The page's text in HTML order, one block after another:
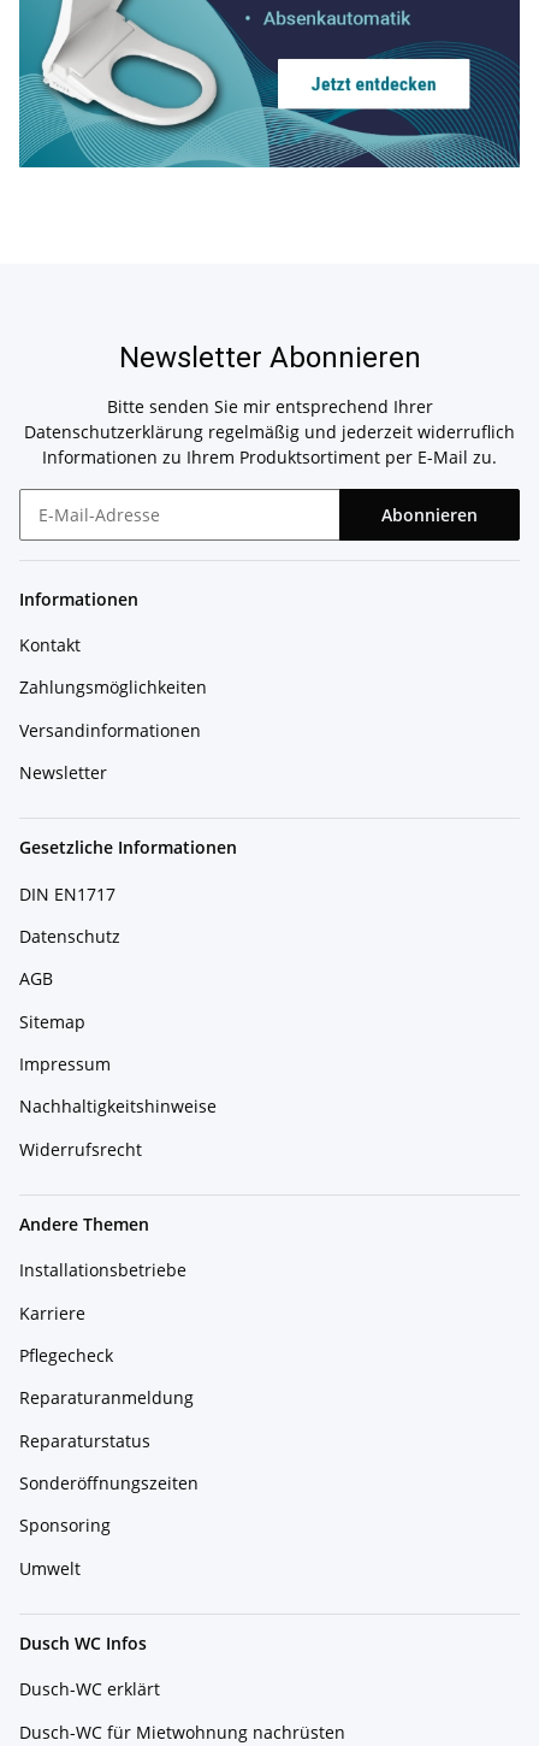
Newsletter Abonnieren
Bitte senden Sie mir entsprechend Ihrer
Datenschutzerklärung regelmäßig und jederzeit widerruflich
Informationen zu Ihrem Produktsortiment per E-Mail zu.
Abonnieren
Informationen
Kontakt
Zahlungsmöglichkeiten
Versandinformationen
Newsletter
Gesetzliche Informationen
DIN EN1717
Datenschutz
AGB
Sitemap
Impressum
Nachhaltigkeitshinweise
Widerrufsrecht
Andere Themen
Installationsbetriebe
Karriere
Pflegecheck
Reparaturanmeldung
Reparaturstatus
Sonderöffnungszeiten
Sponsoring
Umwelt
Dusch WC Infos
Dusch-WC erklärt
Dusch-WC für Mietwohnung nachrüsten